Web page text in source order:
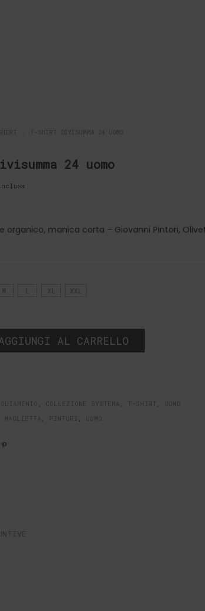
T-SHIRT DIVISUMMA 24 UOMO
24 uomo
organico, manica corta – Giovanni Pintori,
AL CARRELLO
, COLLEZIONE SYSTEMA , T-SHIRT , UOMO
MAGLIETTA , PINTORI , UOMO